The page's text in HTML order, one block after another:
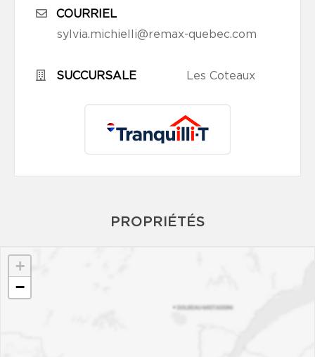
COURRIEL
sylvia.michielli@remax-quebec.com
SUCCURSALE Les Coteaux
PROPRIÉTÉS
+
−